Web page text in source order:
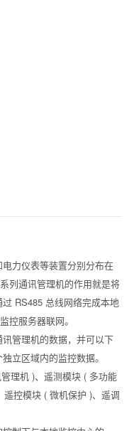
力仪表等装置分别分布在
列通讯管理机的作用就是将
RS485 总线网络完成本地
控服务器联网。
管理机的数据，并可以下
立区域内的监控数据。
理机 )、遥测模块 ( 多功能
控模块 ( 微机保护 )、遥调